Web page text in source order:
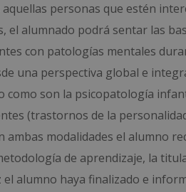
personas que estén
el alumnado podrá sentar las
con patologías mentales
una perspectiva global e
como son la psicopatología
(trastornos de la
ambas modalidades el alumno
de aprendizaje, la
alumno haya finalizado e